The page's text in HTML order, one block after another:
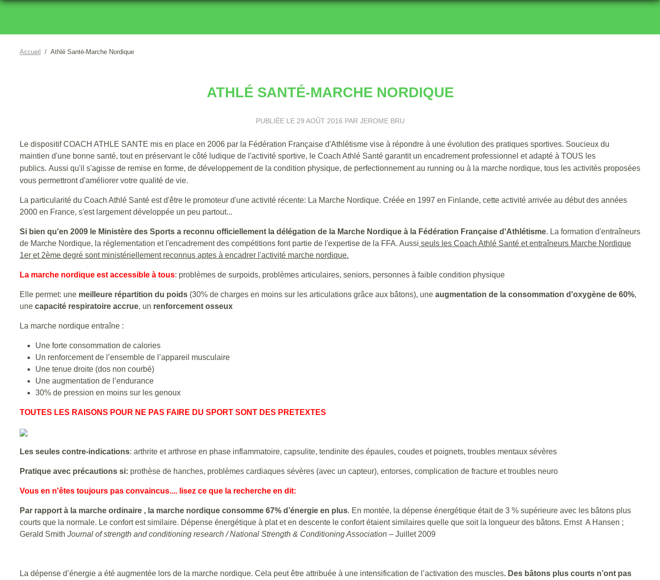
Accueil Athlé Santé-Marche Nordique
ATHLÉ SANTÉ-MARCHE NORDIQUE
PUBLIÉE LE 29 AOÛT 2016 PAR JEROME BRU
Le dispositif COACH ATHLE SANTE mis en place en 2006 par la Fédération Française d'Athlétisme vise à répondre à une évolution des pratiques sportives. Soucieux du
maintien d'une bonne santé, tout en préservant le côté ludique de l'activité sportive, le Coach Athlé Santé garantit un encadrement professionnel et adapté à TOUS les
publics. Aussi qu'il s'agisse de remise en forme, de développement de la condition physique, de perfectionnement au running ou à la marche nordique, tous les activités proposées
vous permettront d'améliorer votre qualité de vie.
La particularité du Coach Athlé Santé est d'être le promoteur d'une activité récente: La Marche Nordique. Créée en 1997 en Finlande, cette activité arrivée au début des années
2000 en France, s'est largement développée un peu partout...
Si bien qu'en 2009 le Ministère des Sports a reconnu officiellement la délégation de la Marche Nordique à la Fédération Française d'Athlétisme. La formation d'entraîneurs
de Marche Nordique, la réglementation et l'encadrement des compétitions font partie de l'expertise de la FFA. Aussi seuls les Coach Athlé Santé et entraîneurs Marche Nordique
1er et 2ème degré sont ministériellement reconnus aptes à encadrer l'activité marche nordique.
La marche nordique est accessible à tous: problèmes de surpoids, problèmes articulaires, seniors, personnes à faible condition physique
Elle permet: une meilleure répartition du poids (30% de charges en moins sur les articulations grâce aux bâtons), une augmentation de la consommation d'oxygène de 60%,
une capacité respiratoire accrue, un renforcement osseux
La marche nordique entraîne :
Une forte consommation de calories
Un renforcement de l’ensemble de l’appareil musculaire
Une tenue droite (dos non courbé)
Une augmentation de l’endurance
30% de pression en moins sur les genoux
TOUTES LES RAISONS POUR NE PAS FAIRE DU SPORT SONT DES PRETEXTES
Les seules contre-indications: arthrite et arthrose en phase inflammatoire, capsulite, tendinite des épaules, coudes et poignets, troubles mentaux sévères
Pratique avec précautions si: prothèse de hanches, problèmes cardiaques sévères (avec un capteur), entorses, complication de fracture et troubles neuro
Vous en n'êtes toujours pas convaincus.... lisez ce que la recherche en dit:
Par rapport à la marche ordinaire , la marche nordique consomme 67% d’énergie en plus. En montée, la dépense énergétique était de 3 % supérieure avec les bâtons plus
courts que la normale. Le confort est similaire. Dépense énergétique à plat et en descente le confort étaient similaires quelle que soit la longueur des bâtons. Ernst A Hansen ;
Gerald Smith Journal of strength and conditioning research / National Strength & Conditioning Association – Juillet 2009
La dépense d’énergie a été augmentée lors de la marche nordique. Cela peut être attribuée à une intensification de l’activation des muscles. Des bâtons plus courts n’ont pas